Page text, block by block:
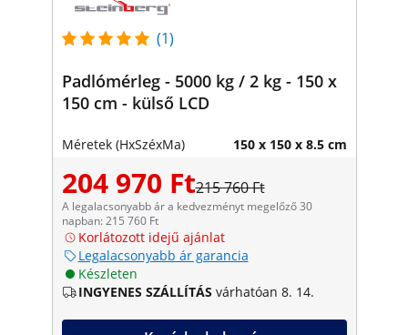
(1)
Padlómérleg - 5000 kg / 2 kg - 150 x
150 cm - külső LCD
Méretek (HxSzéxMa) 150 x 150 x 8.5 cm
204 970 Ft215 760 Ft
A legalacsonyabb ár a kedvezményt megelőző 30
napban: 215 760 Ft
Korlátozott idejű ajánlat
Legalacsonyabb ár garancia
Készleten
INGYENES SZÁLLÍTÁS várhatóan 8. 14.